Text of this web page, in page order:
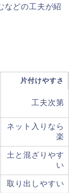
などの工夫が紹
片付けやすさ
工夫次第
ネット入りなら
楽
土と混ざりやす
い
取り出しやすい